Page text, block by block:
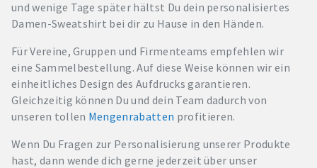
und wenige Tage später hältst Du dein personalisiertes
Damen-Sweatshirt bei dir zu Hause in den Händen.
Für Vereine, Gruppen und Firmenteams empfehlen wir
eine Sammelbestellung. Auf diese Weise können wir ein
einheitliches Design des Aufdrucks garantieren.
Gleichzeitig können Du und dein Team dadurch von
unseren tollen Mengenrabatten profitieren.
Wenn Du Fragen zur Personalisierung unserer Produkte
hast, dann wende dich gerne jederzeit über unser